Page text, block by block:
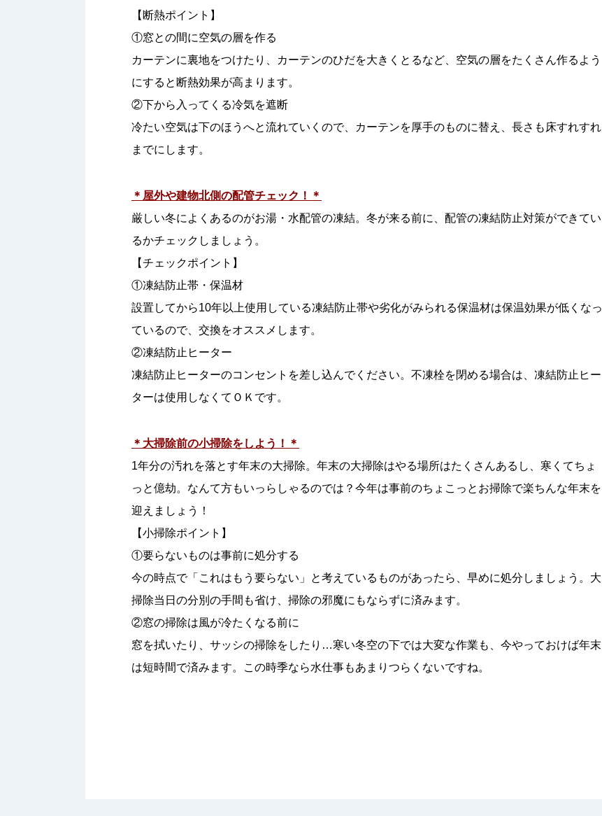
【断熱ポイント】
①窓との間に空気の層を作る
カーテンに裏地をつけたり、カーテンのひだを大きくとるなど、空気の層をたくさん作るよう
にすると断熱効果が高まります。
②下から入ってくる冷気を遮断
冷たい空気は下のほうへと流れていくので、カーテンを厚手のものに替え、長さも床すれすれ
までにします。
＊屋外や建物北側の配管チェック！＊
厳しい冬によくあるのがお湯・水配管の凍結。冬が来る前に、配管の凍結防止対策ができてい
るかチェックしましょう。
【チェックポイント】
①凍結防止帯・保温材
設置してから10年以上使用している凍結防止帯や劣化がみられる保温材は保温効果が低くなっ
ているので、交換をオススメします。
②凍結防止ヒーター
凍結防止ヒーターのコンセントを差し込んでください。不凍栓を閉める場合は、凍結防止ヒー
ターは使用しなくてＯＫです。
＊大掃除前の小掃除をしよう！＊
1年分の汚れを落とす年末の大掃除。年末の大掃除はやる場所はたくさんあるし、寒くてちょ
っと億劫。なんて方もいっらしゃるのでは？今年は事前のちょこっとお掃除で楽ちんな年末を
迎えましょう！
【小掃除ポイント】
①要らないものは事前に処分する
今の時点で「これはもう要らない」と考えているものがあったら、早めに処分しましょう。大
掃除当日の分別の手間も省け、掃除の邪魔にもならずに済みます。
②窓の掃除は風が冷たくなる前に
窓を拭いたり、サッシの掃除をしたり…寒い冬空の下では大変な作業も、今やっておけば年末
は短時間で済みます。この時季なら水仕事もあまりつらくないですね。